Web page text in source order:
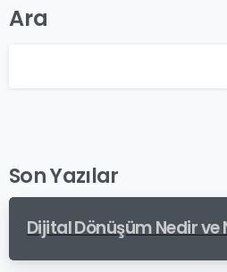
Ara
Son Yazılar
Dijital Dönüşüm Nedir ve